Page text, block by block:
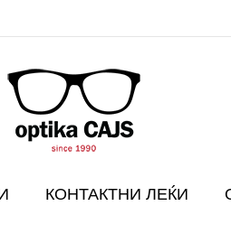
КОНТАКТНИ ЛЕЌИ